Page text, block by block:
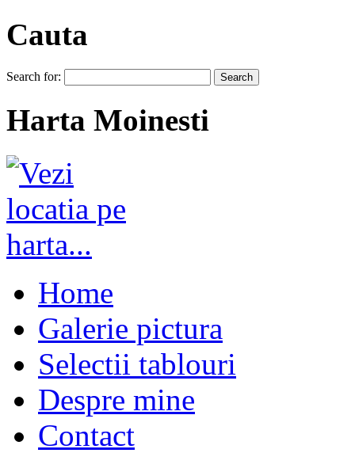
Cauta
Search for:
Harta Moinesti
Home
Galerie pictura
Selectii tablouri
Despre mine
Contact